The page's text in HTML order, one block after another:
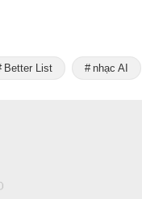
Better List nhạc AI